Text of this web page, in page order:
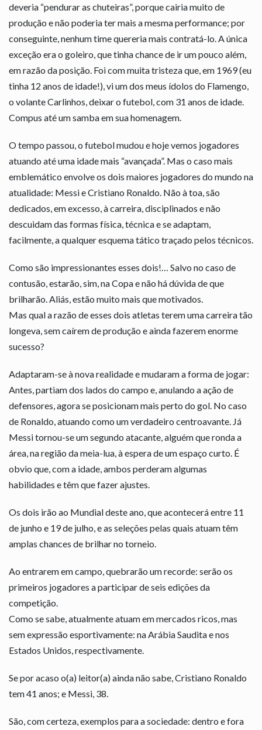
deveria “pendurar as chuteiras”, porque cairia muito de
produção e não poderia ter mais a mesma performance; por
conseguinte, nenhum time quereria mais contratá-lo. A única
exceção era o goleiro, que tinha chance de ir um pouco além,
em razão da posição. Foi com muita tristeza que, em 1969 (eu
tinha 12 anos de idade!), vi um dos meus ídolos do Flamengo,
o volante Carlinhos, deixar o futebol, com 31 anos de idade.
Compus até um samba em sua homenagem.
O tempo passou, o futebol mudou e hoje vemos jogadores
atuando até uma idade mais “avançada”. Mas o caso mais
emblemático envolve os dois maiores jogadores do mundo na
atualidade: Messi e Cristiano Ronaldo. Não à toa, são
dedicados, em excesso, à carreira, disciplinados e não
descuidam das formas física, técnica e se adaptam,
facilmente, a qualquer esquema tático traçado pelos técnicos.
Como são impressionantes esses dois!… Salvo no caso de
contusão, estarão, sim, na Copa e não há dúvida de que
brilharão. Aliás, estão muito mais que motivados.
Mas qual a razão de esses dois atletas terem uma carreira tão
longeva, sem caírem de produção e ainda fazerem enorme
sucesso?
Adaptaram-se à nova realidade e mudaram a forma de jogar:
Antes, partiam dos lados do campo e, anulando a ação de
defensores, agora se posicionam mais perto do gol. No caso
de Ronaldo, atuando como um verdadeiro centroavante. Já
Messi tornou-se um segundo atacante, alguém que ronda a
área, na região da meia-lua, à espera de um espaço curto. É
obvio que, com a idade, ambos perderam algumas
habilidades e têm que fazer ajustes.
Os dois irão ao Mundial deste ano, que acontecerá entre 11
de junho e 19 de julho, e as seleções pelas quais atuam têm
amplas chances de brilhar no torneio.
Ao entrarem em campo, quebrarão um recorde: serão os
primeiros jogadores a participar de seis edições da
competição.
Como se sabe, atualmente atuam em mercados ricos, mas
sem expressão esportivamente: na Arábia Saudita e nos
Estados Unidos, respectivamente.
Se por acaso o(a) leitor(a) ainda não sabe, Cristiano Ronaldo
tem 41 anos; e Messi, 38.
São, com certeza, exemplos para a sociedade: dentro e fora